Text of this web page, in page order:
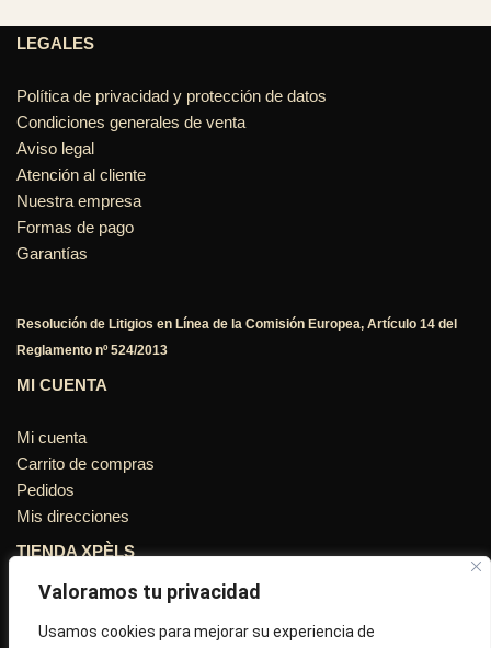
Valoramos tu privacidad
Usamos cookies para mejorar su experiencia de
LEGALES
Política de privacidad y protección de datos
Condiciones generales de venta
Aviso legal
Atención al cliente
Nuestra empresa
Formas de pago
Garantías
Resolución de Litigios en Línea de la Comisión Europea, Artículo 14 del
Reglamento nº 524/2013
MI CUENTA
Mi cuenta
Carrito de compras
Pedidos
Mis direcciones
TIENDA XPÈLS
Avinguda Molins de Rei Nº 3
08755, Barcelona, Cataluña, España